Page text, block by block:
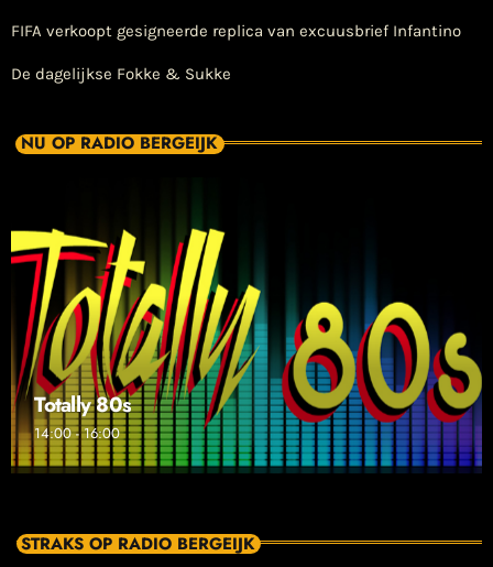
FIFA verkoopt gesigneerde replica van excuusbrief Infantino
De dagelijkse Fokke & Sukke
NU OP RADIO BERGEIJK
Totally 80s
14:00 - 16:00
STRAKS OP RADIO BERGEIJK